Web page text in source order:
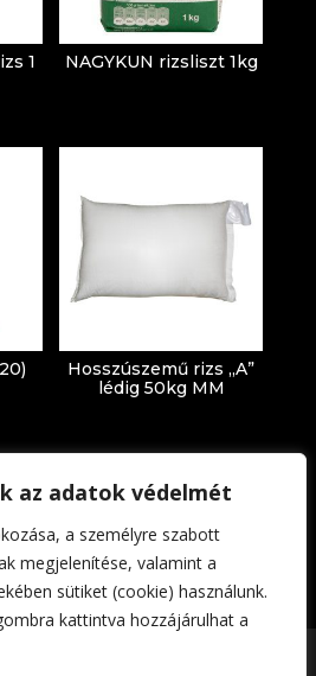
az adatok védelmét
a személyre szabott
megjelenítése, valamint a
sütiket (cookie) használunk.
kattintva hozzájárulhat a
1
NAGYKUN rizsliszt 1kg
Hosszúszemű rizs „A”
lédig 50kg MM
tájékoztató